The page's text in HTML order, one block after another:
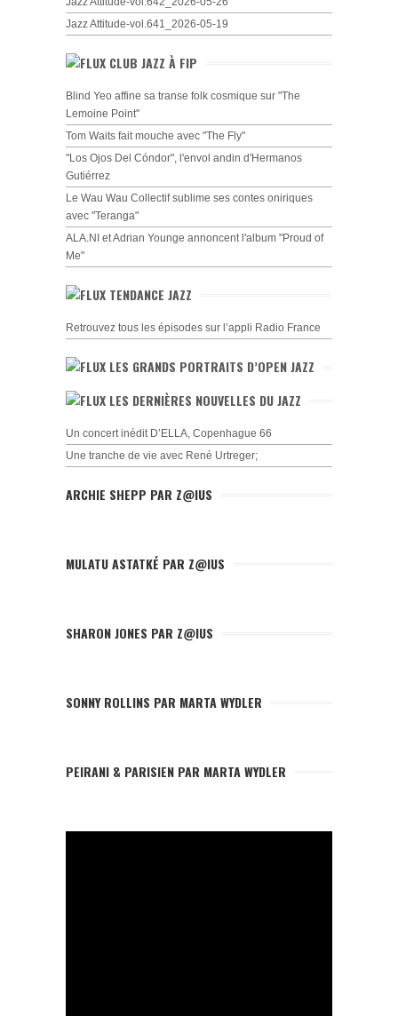
Jazz Attitude-vol.641_2026-05-19
CLUB JAZZ À FIP
Blind Yeo affine sa transe folk cosmique sur "The
Lemoine Point"
Tom Waits fait mouche avec "The Fly"
"Los Ojos Del Cóndor", l'envol andin d'Hermanos
Gutiérrez
Le Wau Wau Collectif sublime ses contes oniriques
avec "Teranga"
ALA.NI et Adrian Younge annoncent l'album "Proud of
Me"
TENDANCE JAZZ
Retrouvez tous les épisodes sur l’appli Radio France
LES GRANDS PORTRAITS D’OPEN JAZZ
LES DERNIÈRES NOUVELLES DU JAZZ
Un concert inédit D’ELLA, Copenhague 66
Une tranche de vie avec René Urtreger;
ARCHIE SHEPP PAR Z@IUS
MULATU ASTATKÉ PAR Z@IUS
SHARON JONES PAR Z@IUS
SONNY ROLLINS PAR MARTA WYDLER
PEIRANI & PARISIEN PAR MARTA WYDLER